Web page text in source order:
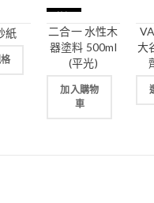
紙
二合一 水性木
器塗料 500ml
(平光)
加入購物
車
大